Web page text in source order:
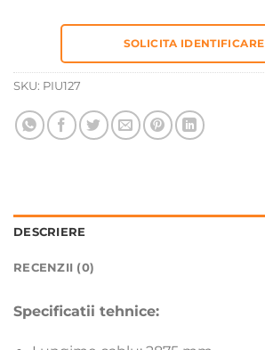
SOLICITA IDENTIFICARE
SKU: PIU127
DESCRIERE
RECENZII (0)
Specificatii tehnice: